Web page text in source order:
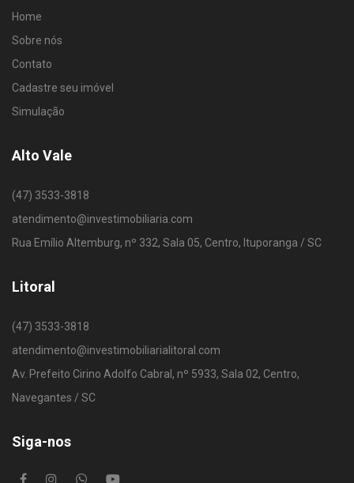
Home
Sobre nós
Contato
Cadastre seu imóvel
Simulação
Alto Vale
(47) 3533-3818
atendimento@investimobiliaria.com
Rua Emílio Altemburg, nº 332, Sala 05, Centro, Ituporanga / SC
Litoral
(47) 3533-3818
atendimento@investimobiliarialitoral.com
Av. Prefeito Cirino Adolfo Cabral, nº 5933, Sala 02, Centro,
Navegantes / SC
Siga-nos